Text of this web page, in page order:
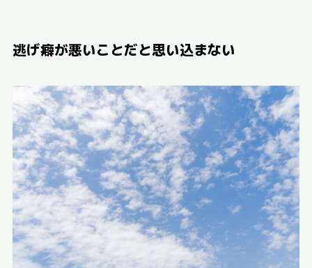
逃げ癖が悪いことだと思い込まない